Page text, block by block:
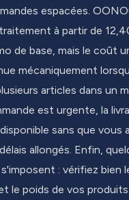
espacées.
à partir de
de base, mais le coût
mécaniquement
articles dans un
est urgente, la
sans que vous
allongés. Enfin,
: vérifiez bien
le poids de vos